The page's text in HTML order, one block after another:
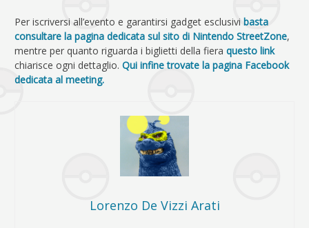
Per iscriversi all’evento e garantirsi gadget esclusivi basta
consultare la pagina dedicata sul sito di Nintendo StreetZone,
mentre per quanto riguarda i biglietti della fiera questo link
chiarisce ogni dettaglio. Qui infine trovate la pagina Facebook
dedicata al meeting.
Lorenzo De Vizzi Arati